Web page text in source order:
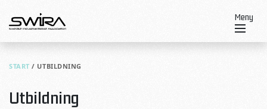
Meny
START / UTBILDNING
Utbildning